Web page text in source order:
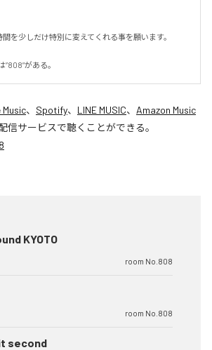
を少しだけ特別に変えてくれる事を願います。
がある。
Music、 Spotify、 LINE MUSIC、 Amazon Music
信サービスで聴くことができる。
KYOTO
room No.808
room No.808
second